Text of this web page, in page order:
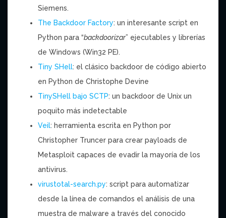
Siemens.
The Backdoor Factory: un interesante script en
Python para “backdoorizar” ejecutables y librerías
de Windows (Win32 PE).
Tiny SHell: el clásico backdoor de código abierto
en Python de Christophe Devine
TinySHell bajo SCTP: un backdoor de Unix un
poquito más indetectable
Veil: herramienta escrita en Python por
Christopher Truncer para crear payloads de
Metasploit capaces de evadir la mayoría de los
antivirus.
virustotal-search.py: script para automatizar
desde la línea de comandos el análisis de una
muestra de malware a través del conocido